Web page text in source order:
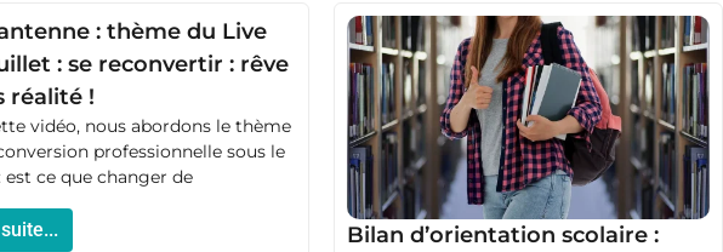
: thème du Live
: se reconvertir : rêve
réalité !
vidéo, nous abordons le thème
professionnelle sous le
est ce que changer de
Bilan d’orientation scolaire :